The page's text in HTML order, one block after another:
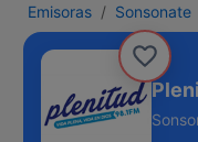
Emisoras Sonsonate